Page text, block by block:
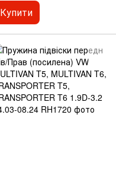
Купити